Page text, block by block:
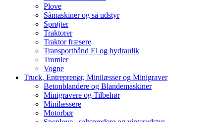
Plove
Såmaskiner og så udstyr
Sprøjter
Traktorer
Traktor fræsere
Transportbånd El og hydraulik
Tromler
Vogne
Truck, Entreprenør, Minilæsser og Minigraver
Betonblandere og Blandemaskiner
Minigravere og Tilbehør
Minilæssere
Motorbør